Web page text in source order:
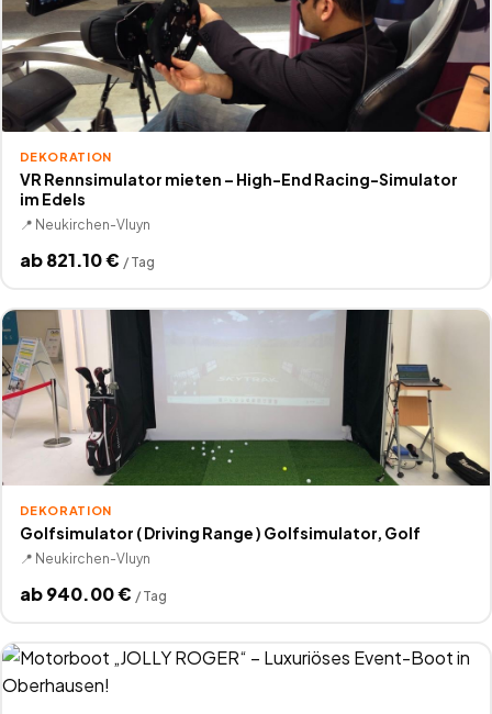
DEKORATION
VR Rennsimulator mieten – High-End Racing-Simulator
im Edels
📍 Neukirchen-Vluyn
ab821.10€ / Tag
DEKORATION
Golfsimulator ( Driving Range ) Golfsimulator, Golf
📍 Neukirchen-Vluyn
ab940.00€ / Tag